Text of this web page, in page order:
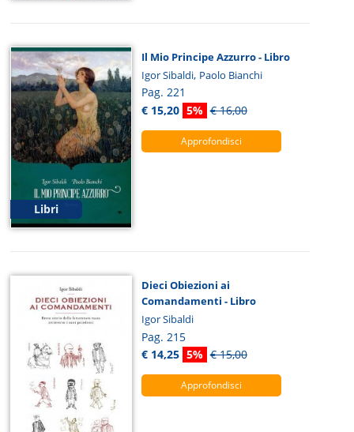
Libri
Il Mio Principe Azzurro - Libro
Igor Sibaldi, Paolo Bianchi
Pag. 221
€ 15,20 5% € 16,00
Approfondisci
Dieci Obiezioni ai
Comandamenti - Libro
Igor Sibaldi
Pag. 215
€ 14,25 5% € 15,00
Approfondisci